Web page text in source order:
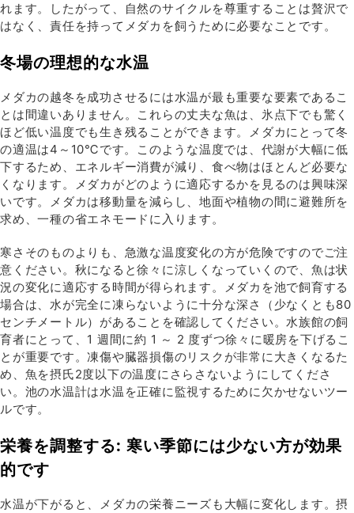
れます。したがって、自然のサイクルを尊重することは贅沢で
はなく、責任を持ってメダカを飼うために必要なことです。
冬場の理想的な水温
メダカの越冬を成功させるには水温が最も重要な要素であるこ
とは間違いありません。これらの丈夫な魚は、氷点下でも驚く
ほど低い温度でも生き残ることができます。メダカにとって冬
の適温は4～10℃です。このような温度では、代謝が大幅に低
下するため、エネルギー消費が減り、食べ物はほとんど必要な
くなります。メダカがどのように適応するかを見るのは興味深
いです。メダカは移動量を減らし、地面や植物の間に避難所を
求め、一種の省エネモードに入ります。
寒さそのものよりも、急激な温度変化の方が危険ですのでご注
意ください。秋になると徐々に涼しくなっていくので、魚は状
況の変化に適応する時間が得られます。メダカを池で飼育する
場合は、水が完全に凍らないように十分な深さ（少なくとも80
センチメートル）があることを確認してください。水族館の飼
育者にとって、1 週間に約 1 ～ 2 度ずつ徐々に暖房を下げるこ
とが重要です。凍傷や臓器損傷のリスクが非常に大きくなるた
め、魚を摂氏2度以下の温度にさらさないようにしてくださ
い。池の水温計は水温を正確に監視するために欠かせないツー
ルです。
栄養を調整する: 寒い季節には少ない方が効果
的です
水温が下がると、メダカの栄養ニーズも大幅に変化します。摂